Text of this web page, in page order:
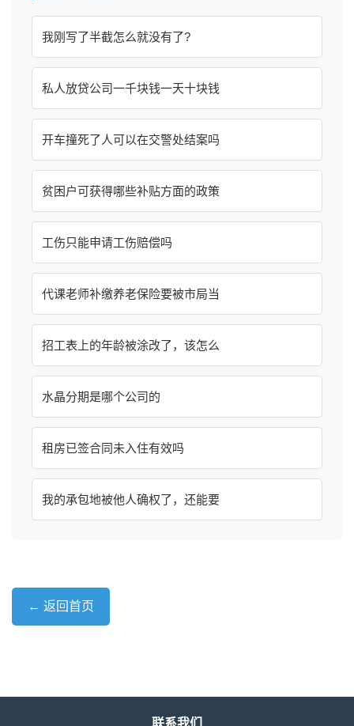
我刚写了半截怎么就没有了?
私人放贷公司一千块钱一天十块钱
开车撞死了人可以在交警处结案吗
贫困户可获得哪些补贴方面的政策
工伤只能申请工伤赔偿吗
代课老师补缴养老保险要被市局当
招工表上的年龄被涂改了，该怎么
水晶分期是哪个公司的
租房已签合同未入住有效吗
我的承包地被他人确权了，还能要
← 返回首页
联系我们